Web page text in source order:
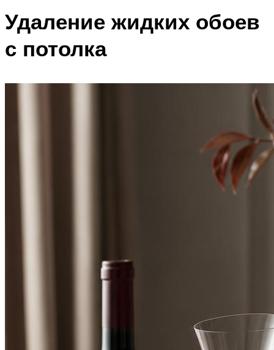
Удаление жидких обоев
с потолка